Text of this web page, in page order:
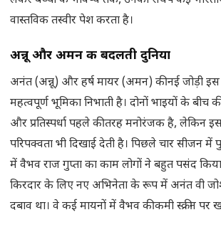
वास्तविक तस्वीर पेश करता है।
अन्नू और अमन की बदलती दुनिया
अनंत (अन्नू) और हर्ष मायर (अमन) की नई जोड़ी इस
महत्वपूर्ण भूमिका निभाती है। दोनों भाइयों के बीच
और प्रतिस्पर्धा पहले की तरह मनोरंजक है, लेकिन
परिपक्वता भी दिखाई देती है। पिछले चार सीजन में
में वैभव राज गुप्ता का काम लोगों ने बहुत पसंद
किरदार के लिए नए अभिनेता के रूप में अनंत वी
दबाव था। वे कई मायनों में वैभव की कमी स्क्रीन पर